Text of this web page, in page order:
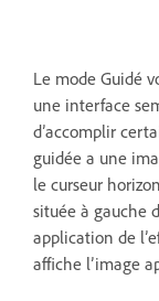
Le mode Guidé
une interface
d’accomplir
guidée a une
le curseur
située à gauche
application de
affiche l’image